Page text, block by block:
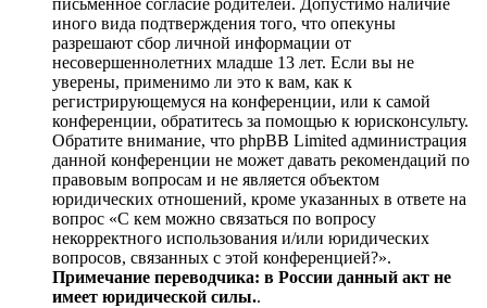
письменное согласие родителей. Допустимо наличие
иного вида подтверждения того, что опекуны
разрешают сбор личной информации от
несовершеннолетних младше 13 лет. Если вы не
уверены, применимо ли это к вам, как к
регистрирующемуся на конференции, или к самой
конференции, обратитесь за помощью к юрисконсульту.
Обратите внимание, что phpBB Limited администрация
данной конференции не может давать рекомендаций по
правовым вопросам и не является объектом
юридических отношений, кроме указанных в ответе на
вопрос «С кем можно связаться по вопросу
некорректного использования и/или юридических
вопросов, связанных с этой конференцией?».
Примечание переводчика: в России данный акт не
имеет юридической силы..